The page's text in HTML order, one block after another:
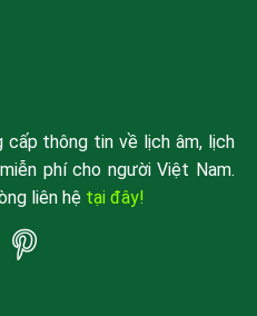
cấp thông tin về lịch âm, lịch
phí cho người Việt Nam.
liên hệ tại đây!
Trang
Pinterest